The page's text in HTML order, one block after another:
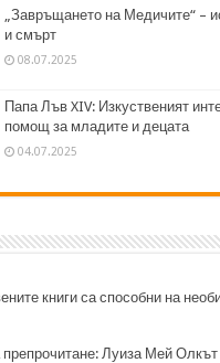
„Завръщането на Медичите“ –
и смърт
08.07.2025
Папа Лъв XIV: Изкуственият
помощ за младите и децата
04.07.2025
книги са способни на
препрочитане: Луиза Мей Олкът